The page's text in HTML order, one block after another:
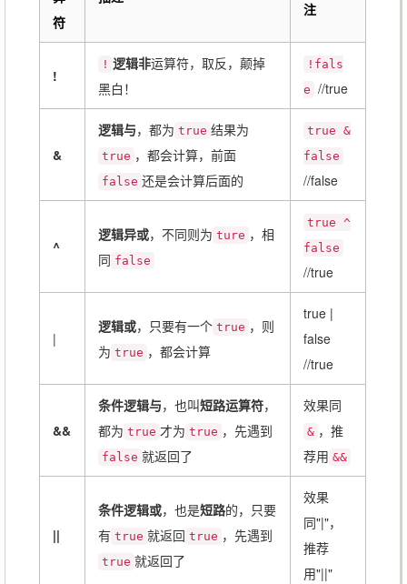
符
注
!
! 逻辑非运算符，取反，颠掉
黑白！
!fals
e //true
&
逻辑与，都为 true 结果为
true ，都会计算，前面
false 还是会计算后面的
true &
false
//false
^
逻辑异或，不同则为 ture ，相
同 false
true ^
false
//true
|
逻辑或，只要有一个 true ，则
为 true ，都会计算
true |
false
//true
&&
条件逻辑与，也叫短路运算符，
都为 true 才为 true ，先遇到
false 就返回了
效果同
& ，推
荐用 &&
||
条件逻辑或，也是短路的，只要
有 true 就返回 true ，先遇到
true 就返回了
效果
同"|"，
推荐
用"||"